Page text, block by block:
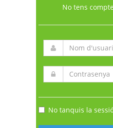
No tens
No tanquis la